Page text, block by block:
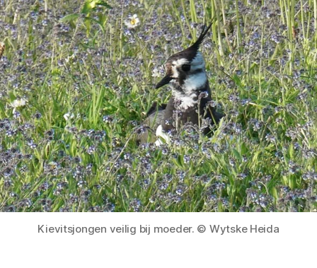
Kievitsjongen veilig bij moeder. © Wytske Heida